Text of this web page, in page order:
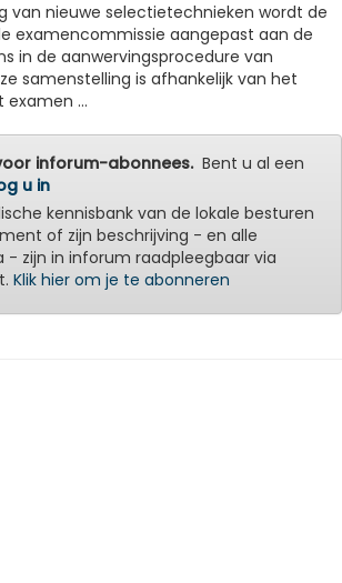
van nieuwe selectietechnieken wordt de
examencommissie aangepast aan de
in de aanwervingsprocedure van
samenstelling is afhankelijk van het
examen ...
inforum-abonnees.Bent u al een
u in
kennisbank van de lokale besturen
of zijn beschrijving - en alle
- zijn in inforum raadpleegbaar via
Klik hier om je te abonneren